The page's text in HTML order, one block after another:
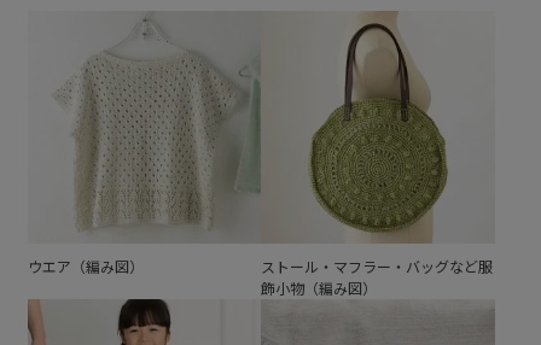
ウエア（編み図）
ストール・マフラー・バッグなど服
飾小物（編み図）